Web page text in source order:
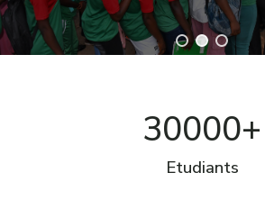
30000+
Etudiants